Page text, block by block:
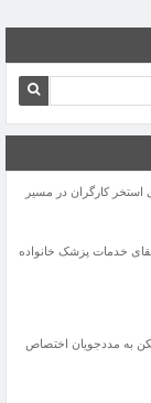
استخر کارگران در مسیر
خدمات پزشک خانواده
به مددجویان اختصاص